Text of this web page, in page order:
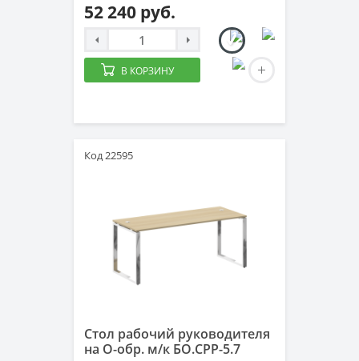
52 240 руб.
В КОРЗИНУ
Код 22595
Стол рабочий руководителя
на О-обр. м/к БО.СРР-5.7